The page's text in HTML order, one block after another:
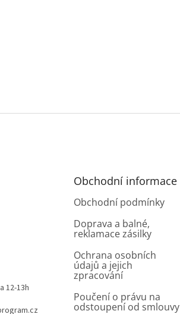
12-13h
Obchodní informace
Obchodní podmínky
Doprava a balné,
reklamace zásilky
Ochrana osobních
údajů a jejich
zpracování
Poučení o právu na
odstoupení od smlouvy